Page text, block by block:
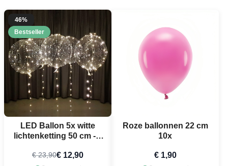
46%
Bestseller
LED Ballon 5x witte
lichtenketting 50 cm - 3
€ 23,90€ 12,90
Roze ballonnen 22 cm
10x
€ 1,90